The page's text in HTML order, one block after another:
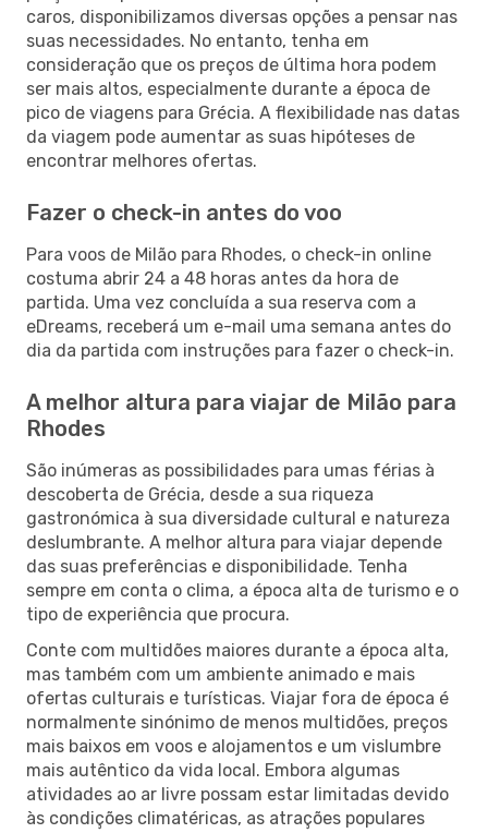
caros, disponibilizamos diversas opções a pensar nas
suas necessidades. No entanto, tenha em
consideração que os preços de última hora podem
ser mais altos, especialmente durante a época de
pico de viagens para Grécia. A flexibilidade nas datas
da viagem pode aumentar as suas hipóteses de
encontrar melhores ofertas.
Fazer o check-in antes do voo
Para voos de Milão para Rhodes, o check-in online
costuma abrir 24 a 48 horas antes da hora de
partida. Uma vez concluída a sua reserva com a
eDreams, receberá um e-mail uma semana antes do
dia da partida com instruções para fazer o check-in.
A melhor altura para viajar de Milão para
Rhodes
São inúmeras as possibilidades para umas férias à
descoberta de Grécia, desde a sua riqueza
gastronómica à sua diversidade cultural e natureza
deslumbrante. A melhor altura para viajar depende
das suas preferências e disponibilidade. Tenha
sempre em conta o clima, a época alta de turismo e o
tipo de experiência que procura.
Conte com multidões maiores durante a época alta,
mas também com um ambiente animado e mais
ofertas culturais e turísticas. Viajar fora de época é
normalmente sinónimo de menos multidões, preços
mais baixos em voos e alojamentos e um vislumbre
mais autêntico da vida local. Embora algumas
atividades ao ar livre possam estar limitadas devido
às condições climatéricas, as atrações populares